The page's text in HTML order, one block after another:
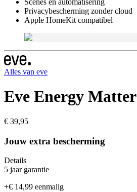
Scènes en automatisering
Privacybescherming zonder cloud
Apple HomeKit compatibel
Alles van eve
Eve Energy Matter
€ 39,95
Jouw extra bescherming
Details
5 jaar garantie
+€ 14,99 eenmalig